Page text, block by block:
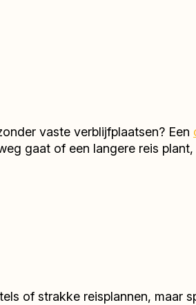
vaste verblijfplaatsen? Een
gaat of een langere reis
of strakke reisplannen, maar